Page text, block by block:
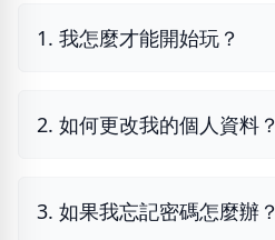
1. 我怎麼才能開始玩？
2. 如何更改我的個人資料？
3. 如果我忘記密碼怎麼辦？